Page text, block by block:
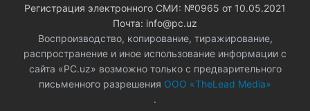
Регистрация электронного СМИ: №0965 от 10.05.2021
Почта: info@pc.uz
Воспроизводство, копирование, тиражирование,
распространение и иное использование информации с
сайта «PC.uz» возможно только с предварительного
письменного разрешения ООО «TheLead Media»
.